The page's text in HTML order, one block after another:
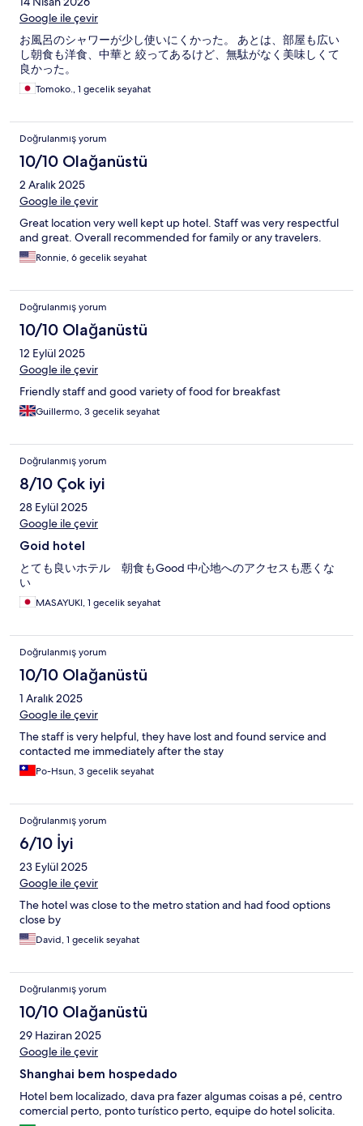
Google ile çevir
お風呂のシャワーが少し使いにくかった。 あとは、部屋も広い
し朝食も洋食、中華と 絞ってあるけど、無駄がなく美味しくて
良かった。
Tomoko., 1 gecelik seyahat
Doğrulanmış yorum
10/10 Olağanüstü
2 Aralık 2025
Google ile çevir
Great location very well kept up hotel. Staff was very respectful
and great. Overall recommended for family or any travelers.
Ronnie, 6 gecelik seyahat
Doğrulanmış yorum
10/10 Olağanüstü
12 Eylül 2025
Google ile çevir
Friendly staff and good variety of food for breakfast
Guillermo, 3 gecelik seyahat
Doğrulanmış yorum
8/10 Çok iyi
28 Eylül 2025
Google ile çevir
Goid hotel
とても良いホテル 朝食もGood 中心地へのアクセスも悪くな
い
MASAYUKI, 1 gecelik seyahat
Doğrulanmış yorum
10/10 Olağanüstü
1 Aralık 2025
Google ile çevir
The staff is very helpful, they have lost and found service and
contacted me immediately after the stay
Po-Hsun, 3 gecelik seyahat
Doğrulanmış yorum
6/10 İyi
23 Eylül 2025
Google ile çevir
The hotel was close to the metro station and had food options
close by
David, 1 gecelik seyahat
Doğrulanmış yorum
10/10 Olağanüstü
29 Haziran 2025
Google ile çevir
Shanghai bem hospedado
Hotel bem localizado, dava pra fazer algumas coisas a pé, centro
comercial perto, ponto turístico perto, equipe do hotel solicita.